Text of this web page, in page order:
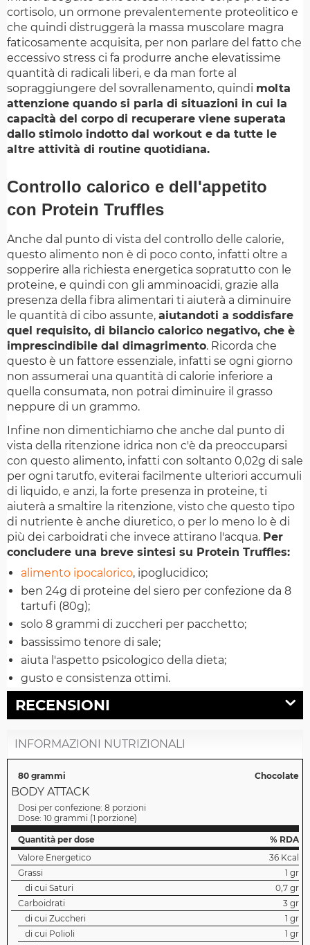
cortisolo, un ormone prevalentemente proteolitico e
che quindi distruggerà la massa muscolare magra
faticosamente acquisita, per non parlare del fatto che
eccessivo stress ci fa produrre anche elevatissime
quantità di radicali liberi, e da man forte al
sopraggiungere del sovrallenamento, quindi molta
attenzione quando si parla di situazioni in cui la
capacità del corpo di recuperare viene superata
dallo stimolo indotto dal workout e da tutte le
altre attività di routine quotidiana.
Controllo calorico e dell'appetito
con Protein Truffles
Anche dal punto di vista del controllo delle calorie,
questo alimento non è di poco conto, infatti oltre a
sopperire alla richiesta energetica sopratutto con le
proteine, e quindi con gli amminoacidi, grazie alla
presenza della fibra alimentari ti aiuterà a diminuire
le quantità di cibo assunte, aiutandoti a soddisfare
quel requisito, di bilancio calorico negativo, che è
imprescindibile dal dimagrimento. Ricorda che
questo è un fattore essenziale, infatti se ogni giorno
non assumerai una quantità di calorie inferiore a
quella consumata, non potrai diminuire il grasso
neppure di un grammo.
Infine non dimentichiamo che anche dal punto di
vista della ritenzione idrica non c'è da preoccuparsi
con questo alimento, infatti con soltanto 0,02g di sale
per ogni tarutfo, eviterai facilmente ulteriori accumuli
di liquido, e anzi, la forte presenza in proteine, ti
aiuterà a smaltire la ritenzione, visto che questo tipo
di nutriente è anche diuretico, o per lo meno lo è di
più dei carboidrati che invece attirano l'acqua. Per
concludere una breve sintesi su Protein Truffles:
alimento ipocalorico, ipoglucidico;
ben 24g di proteine del siero per confezione da 8
tartufi (80g);
solo 8 grammi di zuccheri per pacchetto;
bassissimo tenore di sale;
aiuta l'aspetto psicologico della dieta;
gusto e consistenza ottimi.
RECENSIONI
INFORMAZIONI NUTRIZIONALI
80 grammi Chocolate
BODY ATTACK
Dosi per confezione: 8 porzioni
Dose: 10 grammi (1 porzione)
Quantità per dose
% RDA
Valore Energetico
36 Kcal
Grassi
1 gr
di cui Saturi
0,7 gr
Carboidrati
3 gr
di cui Zuccheri
1 gr
di cui Polioli
1 gr